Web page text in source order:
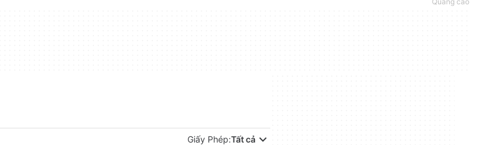
Giấy Phép:Tất cả